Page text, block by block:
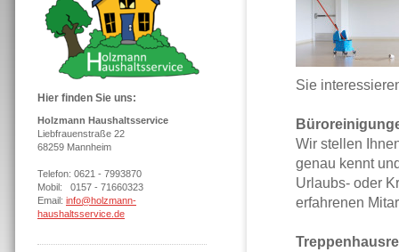
Hier finden Sie uns:
Holzmann Haushaltsservice
Liebfrauenstraße 22
68259 Mannheim
Telefon: 0621 - 7993870
Mobil: 0157 - 71660323
Email: info@holzmann-
haushaltsservice.de
Sie
Wir stellen
genau kennt
Urlaubs- oder
erfahrenen